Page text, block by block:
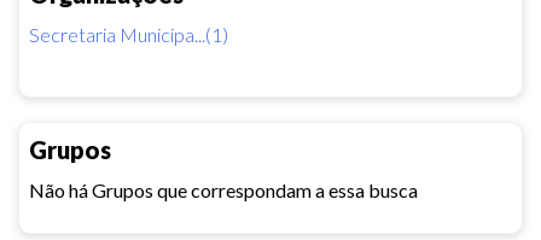
Secretaria Municipa...(1)
Grupos
Não há Grupos que correspondam a essa busca